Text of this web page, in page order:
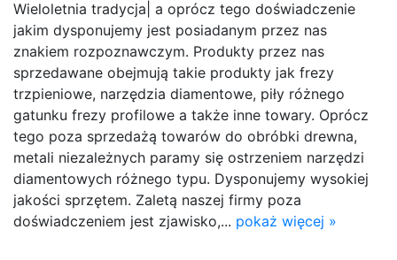
Wieloletnia tradycja| a oprócz tego doświadczenie
jakim dysponujemy jest posiadanym przez nas
znakiem rozpoznawczym. Produkty przez nas
sprzedawane obejmują takie produkty jak frezy
trzpieniowe, narzędzia diamentowe, piły różnego
gatunku frezy profilowe a także inne towary. Oprócz
tego poza sprzedażą towarów do obróbki drewna,
metali niezależnych paramy się ostrzeniem narzędzi
diamentowych różnego typu. Dysponujemy wysokiej
jakości sprzętem. Zaletą naszej firmy poza
doświadczeniem jest zjawisko,... pokaż więcej »